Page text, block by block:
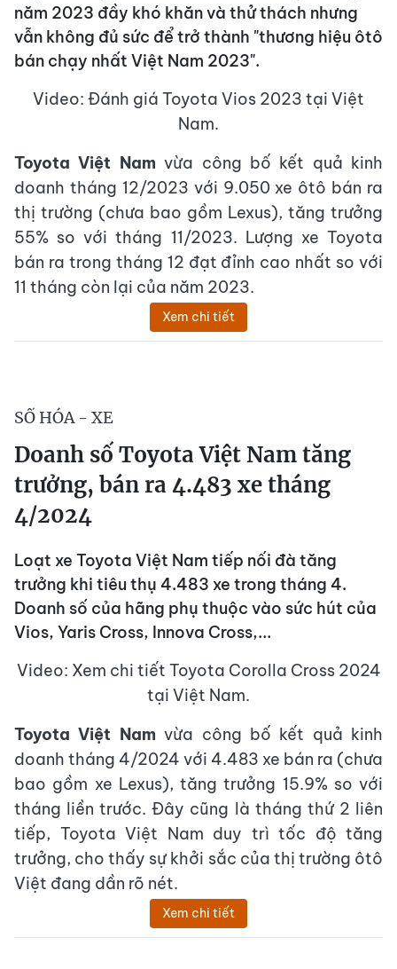
năm 2023 đầy khó khăn và thử thách nhưng
vẫn không đủ sức để trở thành "thương hiệu ôtô
bán chạy nhất Việt Nam 2023".
Video: Đánh giá Toyota Vios 2023 tại Việt
Nam.
Toyota Việt Nam vừa công bố kết quả kinh
doanh tháng 12/2023 với 9.050 xe ôtô bán ra
thị trường (chưa bao gồm Lexus), tăng trưởng
55% so với tháng 11/2023. Lượng xe Toyota
bán ra trong tháng 12 đạt đỉnh cao nhất so với
11 tháng còn lại của năm 2023.
Xem chi tiết
SỐ HÓA - XE
Doanh số Toyota Việt Nam tăng
trưởng, bán ra 4.483 xe tháng
4/2024
Loạt xe Toyota Việt Nam tiếp nối đà tăng
trưởng khi tiêu thụ 4.483 xe trong tháng 4.
Doanh số của hãng phụ thuộc vào sức hút của
Vios, Yaris Cross, Innova Cross,...
Video: Xem chi tiết Toyota Corolla Cross 2024
tại Việt Nam.
Toyota Việt Nam vừa công bố kết quả kinh
doanh tháng 4/2024 với 4.483 xe bán ra (chưa
bao gồm xe Lexus), tăng trưởng 15.9% so với
tháng liền trước. Đây cũng là tháng thứ 2 liên
tiếp, Toyota Việt Nam duy trì tốc độ tăng
trưởng, cho thấy sự khởi sắc của thị trường ôtô
Việt đang dần rõ nét.
Xem chi tiết